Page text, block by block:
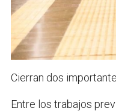
Cierran dos
Entre los trabajos